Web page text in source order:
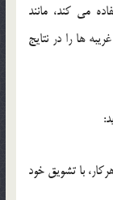
مي کند، مانند
ها را در نتايج
با تشويق خود